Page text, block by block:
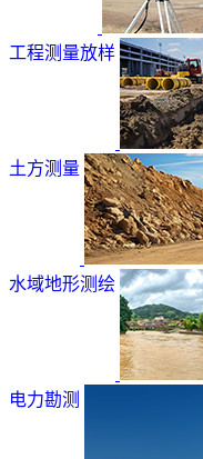
工程测量放样
土方测量
水域地形测绘
电力勘测